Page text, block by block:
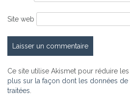
Site web
Ce site utilise Akismet pour réduire les
plus sur la façon dont les données
traitées